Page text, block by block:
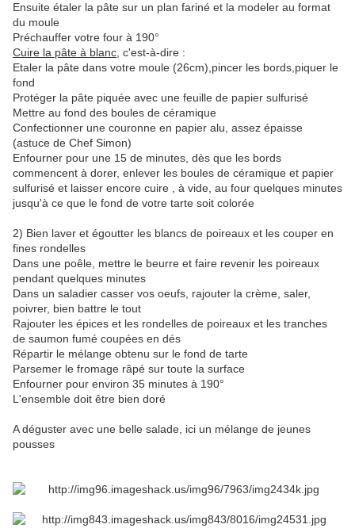
Ensuite étaler la pâte sur un plan fariné et la modeler au format
du moule
Préchauffer votre four à 190°
Cuire la pâte à blanc , c'est-à-dire :
Etaler la pâte dans votre moule (26cm),pincer les bords,piquer le
fond
Protéger la pâte piquée avec une feuille de papier sulfurisé
Mettre au fond des boules de céramique
Confectionner une couronne en papier alu, assez épaisse
(astuce de Chef Simon)
Enfourner pour une 15 de minutes, dès que les bords
commencent à dorer, enlever les boules de céramique et papier
sulfurisé et laisser encore cuire , à vide, au four quelques minutes
jusqu'à ce que le fond de votre tarte soit colorée
2) Bien laver et égoutter les blancs de poireaux et les couper en
fines rondelles
Dans une poêle, mettre le beurre et faire revenir les poireaux
pendant quelques minutes
Dans un saladier casser vos oeufs, rajouter la crème, saler,
poivrer, bien battre le tout
Rajouter les épices et les rondelles de poireaux et les tranches
de saumon fumé coupées en dés
Répartir le mélange obtenu sur le fond de tarte
Parsemer le fromage râpé sur toute la surface
Enfourner pour environ 35 minutes à 190°
L'ensemble doit être bien doré
A déguster avec une belle salade, ici un mélange de jeunes
pousses